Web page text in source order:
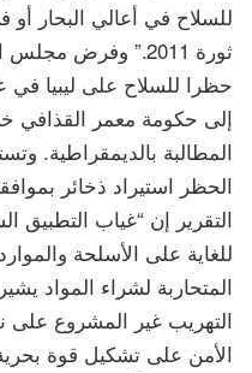
للسلاح في أعالي البحار أو
إلى حكومة معمر القذافي
المطالبة بالديمقراطية.
الحظر استيراد ذخائر
التقرير إن “غياب التطبيق
للغاية على الأسلحة
المتحاربة لشراء المواد
التهريب غير المشروع
الأمن على تشكيل قوة